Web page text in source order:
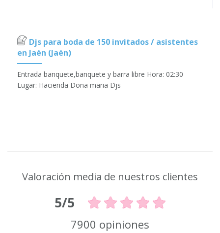
Djs para boda de 150 invitados / asistentes
en Jaén (Jaén)
Entrada banquete,banquete y barra libre Hora: 02:30
Lugar: Hacienda Doña maria Djs
Valoración media de nuestros clientes
5/5
7900 opiniones